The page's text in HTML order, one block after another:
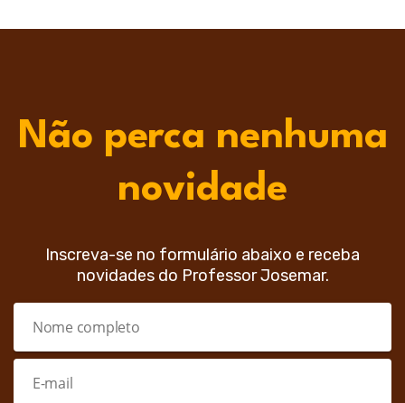
Não perca nenhuma
novidade
Inscreva-se no formulário abaixo e receba
novidades do Professor Josemar.